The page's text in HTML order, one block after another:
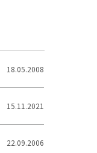
18.05.2008
15.11.2021
22.09.2006